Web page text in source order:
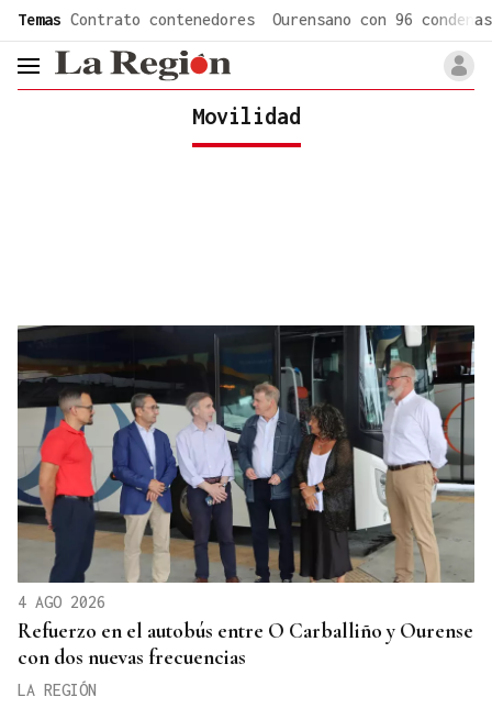
Temas Contrato contenedores Ourensano con 96 condenas
header.menu.open
Movilidad
4 AGO 2026
Refuerzo en el autobús entre O Carballiño y Ourense
con dos nuevas frecuencias
LA REGIÓN